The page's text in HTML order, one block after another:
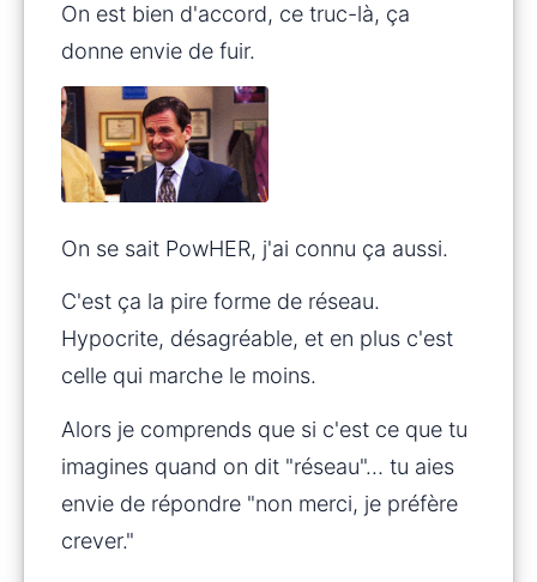
On est bien d'accord, ce truc-là, ça
donne envie de fuir.
On se sait PowHER, j'ai connu ça aussi.
C'est ça la pire forme de réseau.
Hypocrite, désagréable, et en plus c'est
celle qui marche le moins.
Alors je comprends que si c'est ce que tu
imagines quand on dit "réseau"… tu aies
envie de répondre "non merci, je préfère
crever."